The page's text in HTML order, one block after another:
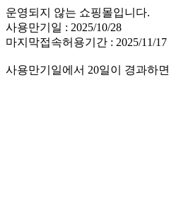
운영되지 않는 쇼핑몰입니다.
사용만기일 : 2025/10/28
마지막접속허용기간 : 2025/11/17
사용만기일에서 20일이 경과하